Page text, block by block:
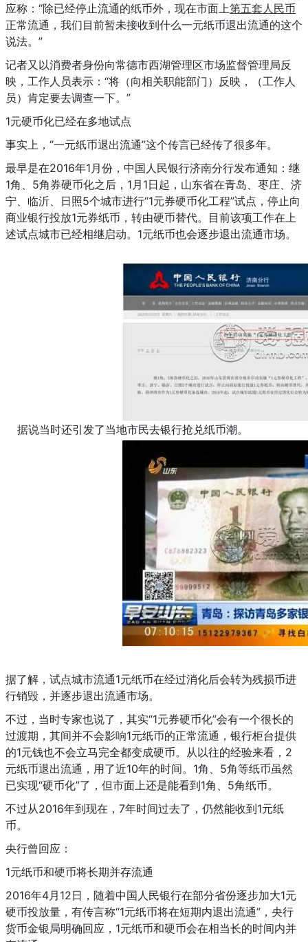
应称：“除已经停止流通的纸币外，现在市面上第五套人民币
正常流通，我们目前暂未接收到什么一元纸币退出流通的这个
说法。”
记者又以消费者身份向常德市西湖管理区市场监督管理局反
映，工作人员表示：“将（向相关职能部门）反映，（工作人
员）肯定要去调查一下。”
1元硬币化已经在多地试点
事实上，“一元纸币退出流通”这个传言已经传了很多年。
最早是在2016年1月份，中国人民银行济南分行发布通知：继
1角、5角券硬币化之后，1月1日起，山东省在青岛、枣庄、济
宁、临沂、日照5个城市进行“1元券硬币化工程”试点，停止向
商业银行投放1元券纸币，转由硬币替代。目前该项工作在上
述试点城市已经相继启动。1元纸币也会逐步退出流通市场。
据说当时还引发了当地市民去银行抢兑纸币潮。
据了解，试点城市流通1元纸币在经过消化后会转为残损币进
行销毁，并逐步退出流通市场。
不过，当时专家也说了，其实“1元券硬币化”会有一个很长的
过渡期，其间并不会影响1元纸币的正常流通，银行柜台提供
的1元钱也不会立马完全都变成硬币。从以往的经验来看，2
元纸币退出流通，用了近10年的时间。1角、5角等纸币虽然
已实现“硬币化”了，但市面上还是能看到1角、5角纸币。
不过从2016年到现在，7年时间过去了，仍然能收到1元纸
币。
央行曾回应：
1元纸币和硬币将长期并存流通
2016年4月12日，随着中国人民银行在部分省份逐步加大1元
硬币投放量，有传言称“1元纸币将在短期内退出流通”，央行
货币金银局明确回应，1元纸币和硬币会在相当长的时间内并